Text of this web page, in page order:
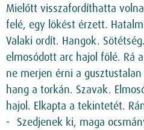
Mielőtt visszafordíthatta
felé, egy lökést érzett.
Valaki ordít. Hangok.
elmosódott arc hajol fölé. Rá
ne merjen érni a
hang a torkán. Szavak.
hajol. Elkapta a tekintetét.
Szedjenek ki, maga